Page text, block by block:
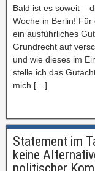
Bald ist es soweit –
Woche in Berlin!
ein ausführliches
Grundrecht auf
und wie dieses im
stelle ich das
mich […]
Statement im
keine